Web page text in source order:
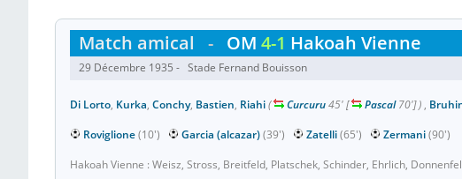
Match amical - OM 4-1 Hakoah Vienne
29 Décembre 1935 - Stade Fernand Bouisson
Di Lorto, Kurka, Conchy, Bastien, Riahi( Curcuru45'[ Pascal70']) ,
Roviglione(10') Garcia (alcazar)(39') Zatelli(65') Zermani(90')
Hakoah Vienne : Weisz, Stross, Breitfeld, Platschek, Schinder, Ehrlich,